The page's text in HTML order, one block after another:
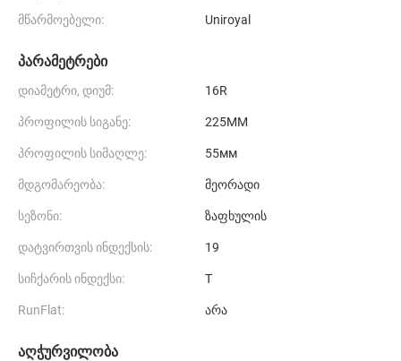
მწარმოებელი: Uniroyal
პარამეტრები
დიამეტრი, დიუმ: 16R
პროფილის სიგანე: 225MM
პროფილის სიმაღლე: 55мм
მდგომარეობა: მეორადი
სეზონი: ზაფხულის
დატვირთვის ინდექსის: 19
სიჩქარის ინდექსი: T
RunFlat: არა
აღჭურვილობა